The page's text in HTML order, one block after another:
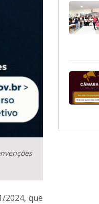
2024, que